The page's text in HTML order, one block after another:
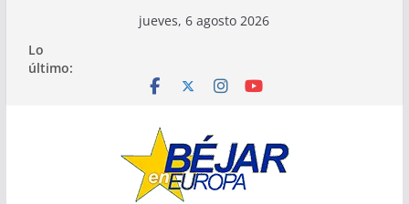
contenido
jueves, 6 agosto 2026
Lo
último: